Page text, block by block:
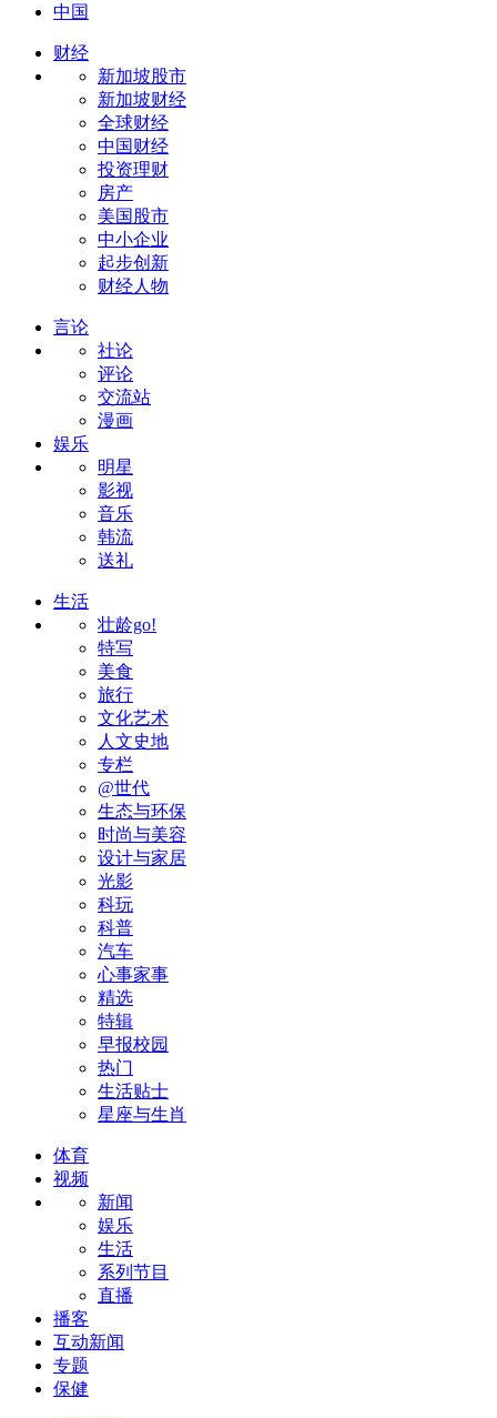
中国
财经
新加坡股市
新加坡财经
全球财经
中国财经
投资理财
房产
美国股市
中小企业
起步创新
财经人物
言论
社论
评论
交流站
漫画
娱乐
明星
影视
音乐
韩流
送礼
生活
壮龄go!
特写
美食
旅行
文化艺术
人文史地
专栏
@世代
生态与环保
时尚与美容
设计与家居
光影
科玩
科普
汽车
心事家事
精选
特辑
早报校园
热门
生活贴士
星座与生肖
体育
视频
新闻
娱乐
生活
系列节目
直播
播客
互动新闻
专题
保健